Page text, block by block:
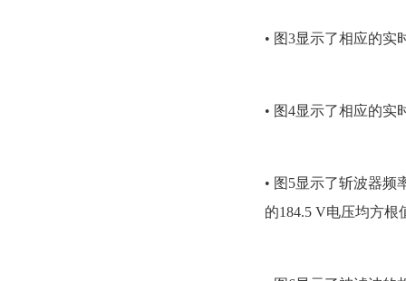
• 图3显示了相应的实
• 图4显示了相应的实
• 图5显示了斩波器频
的184.5 V电压均方根